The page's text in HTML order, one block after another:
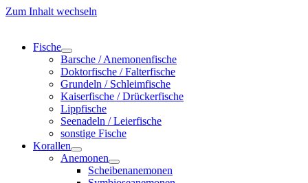
Zum Inhalt wechseln
Fische
Barsche / Anemonenfische
Doktorfische / Falterfische
Grundeln / Schleimfische
Kaiserfische / Drückerfische
Lippfische
Seenadeln / Leierfische
sonstige Fische
Korallen
Anemonen
Scheibenanemonen